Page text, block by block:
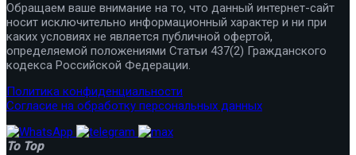
Обращаем ваше внимание на то, что данный интернет-сайт
носит исключительно информационный характер и ни при
каких условиях не является публичной офертой,
определяемой положениями Статьи 437(2) Гражданского
кодекса Российской Федерации.
Политика конфиденциальности
Согласие на обработку персональных данных
To Top